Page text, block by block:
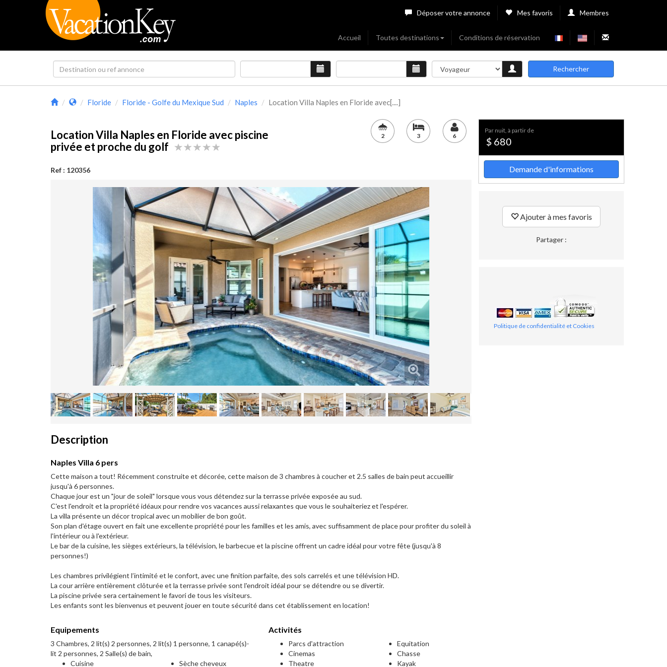
Déposer votre annonce Mes favoris Membres
Accueil Toutes destinations Conditions de réservation
Rechercher
Floride Floride - Golfe du Mexique Sud Naples Location Villa Naples en Floride avec[....]
Location Villa Naples en Floride avec piscine
privée et proche du golf
Ref : 120356
2 3 6
Description
Naples Villa 6 pers
Cette maison a tout! Récemment construite et décorée, cette maison de 3 chambres à coucher et 2.5 salles de bain peut accueillir
jusqu'à 6 personnes.
Chaque jour est un "jour de soleil" lorsque vous vous détendez sur la terrasse privée exposée au sud.
C'est l'endroit et la propriété idéaux pour rendre vos vacances aussi relaxantes que vous le souhaiteriez et l'espérer.
La villa présente un décor tropical avec un mobilier de bon goût.
Son plan d'étage ouvert en fait une excellente propriété pour les familles et les amis, avec suffisamment de place pour profiter du soleil à
l'intérieur ou à l'extérieur.
Le bar de la cuisine, les sièges extérieurs, la télévision, le barbecue et la piscine offrent un cadre idéal pour votre fête (jusqu'à 8
personnes!)
Les chambres privilégient l’intimité et le confort, avec une finition parfaite, des sols carrelés et une télévision HD.
La cour arrière entièrement clôturée et la terrasse privée sont l'endroit idéal pour se détendre ou se divertir.
La piscine privée sera certainement le favori de tous les visiteurs.
Les enfants sont les bienvenus et peuvent jouer en toute sécurité dans cet établissement en location!
Equipements
3 Chambres, 2 lit(s) 2 personnes, 2 lit(s) 1 personne, 1 canapé(s)-
lit 2 personnes, 2 Salle(s) de bain,
Cuisine
Sèche cheveux
Activités
Parcs d'attraction
Cinemas
Theatre
Equitation
Chasse
Kayak
par nuit, à partir de
$ 680
Demande d'informations
Ajouter à mes favoris
Partager :
Politique de confidentialité et Cookies